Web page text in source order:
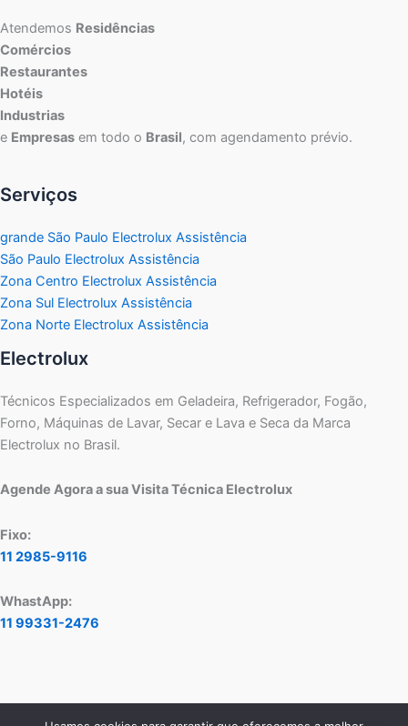
Atendemos Residências
Comércios
Restaurantes
Hotéis
Industrias
e Empresas em todo o Brasil, com agendamento prévio.
Serviços
grande São Paulo Electrolux Assistência
São Paulo Electrolux Assistência
Zona Centro Electrolux Assistência
Zona Sul Electrolux Assistência
Zona Norte Electrolux Assistência
Electrolux
Técnicos Especializados em Geladeira, Refrigerador, Fogão,
Forno, Máquinas de Lavar, Secar e Lava e Seca da Marca
Electrolux no Brasil.
Agende Agora a sua Visita Técnica Electrolux
Fixo:
11 2985-9116
WhastApp:
11 99331-2476